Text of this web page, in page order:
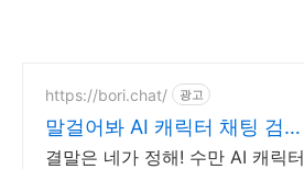
https://bori.chat/ 광고
말걸어봐 AI 캐릭터 채팅 검열
없는 자유대화
결말은 네가 정해! 수만 AI 캐릭터